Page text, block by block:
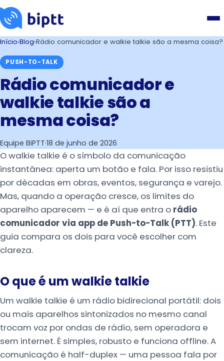
Início›Blog›Rádio comunicador e walkie talkie são a mesma coisa?
PUSH-TO-TALK
Rádio comunicador e
walkie talkie são a
mesma coisa?
Equipe BiPTT·18 de junho de 2026
O walkie talkie é o símbolo da comunicação
instantânea: aperta um botão e fala. Por isso resistiu
por décadas em obras, eventos, segurança e varejo.
Mas, quando a operação cresce, os limites do
aparelho aparecem — e é aí que entra o rádio
comunicador via app de Push-to-Talk (PTT). Este
guia compara os dois para você escolher com
clareza.
O que é um walkie talkie
Um walkie talkie é um rádio bidirecional portátil: dois
ou mais aparelhos sintonizados no mesmo canal
trocam voz por ondas de rádio, sem operadora e
sem internet. É simples, robusto e funciona offline. A
comunicação é half-duplex — uma pessoa fala por